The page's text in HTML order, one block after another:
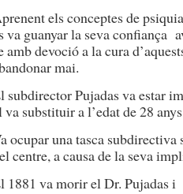
els conceptes de
va guanyar la seva confiança
amb devoció a la cura
mai.
subdirector Pujadas va estar
va substituir a l’edat de 28
ocupar una tasca
centre, a causa de la seva
1881 va morir el Dr. Pujadas i